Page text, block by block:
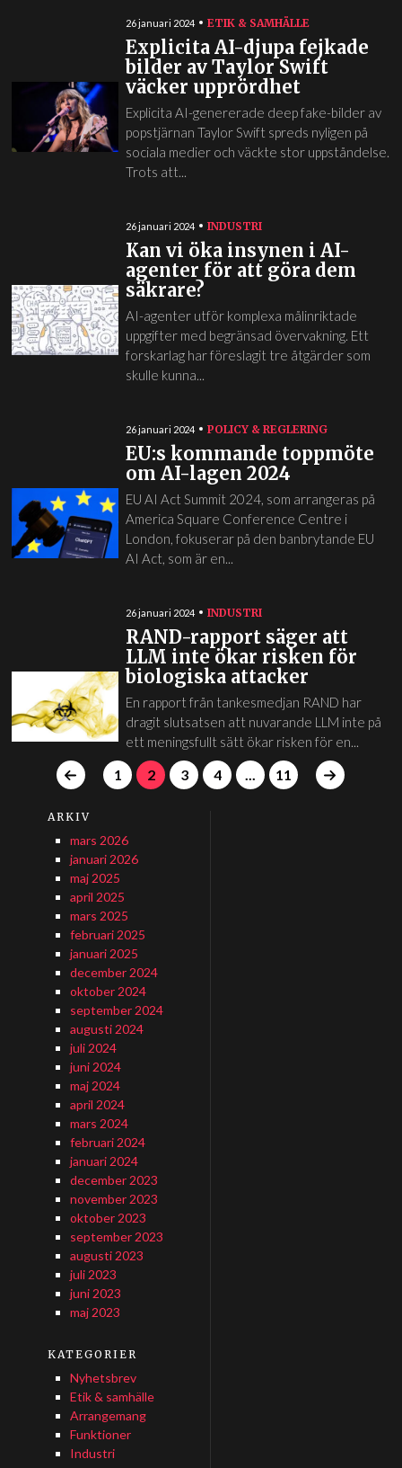
26 januari 2024 ETIK & SAMHÄLLE
Explicita AI-djupa fejkade
bilder av Taylor Swift
väcker upprördhet
Explicita AI-genererade deep fake-bilder av
popstjärnan Taylor Swift spreds nyligen på
sociala medier och väckte stor uppståndelse.
Trots att...
26 januari 2024 INDUSTRI
Kan vi öka insynen i AI-
agenter för att göra dem
säkrare?
AI-agenter utför komplexa målinriktade
uppgifter med begränsad övervakning. Ett
forskarlag har föreslagit tre åtgärder som
skulle kunna...
26 januari 2024 POLICY & REGLERING
EU:s kommande toppmöte
om AI-lagen 2024
EU AI Act Summit 2024, som arrangeras på
America Square Conference Centre i
London, fokuserar på den banbrytande EU
AI Act, som är en...
26 januari 2024 INDUSTRI
RAND-rapport säger att
LLM inte ökar risken för
biologiska attacker
En rapport från tankesmedjan RAND har
dragit slutsatsen att nuvarande LLM inte på
ett meningsfullt sätt ökar risken för en...
1 2 3 4 11
ARKIV
mars 2026
januari 2026
maj 2025
april 2025
mars 2025
februari 2025
januari 2025
december 2024
oktober 2024
september 2024
augusti 2024
juli 2024
juni 2024
maj 2024
april 2024
mars 2024
februari 2024
januari 2024
december 2023
november 2023
oktober 2023
september 2023
augusti 2023
juli 2023
juni 2023
maj 2023
KATEGORIER
Nyhetsbrev
Etik & samhälle
Arrangemang
Funktioner
Industri